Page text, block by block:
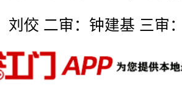
刘佼 二审：钟建基 三审